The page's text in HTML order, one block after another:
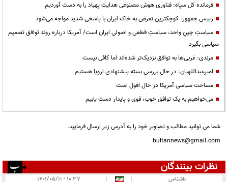
فرمانده کل سپاه: فناوری هوش مصنوعی هدایت پهباد را به دست آوردیم
رییس جمهور: کوچکترین تعرض به خاک ایران با پاسخی شدید مواجه می‌شود
سیاستِ چینِ واحد، سیاستِ قطعی و اصولی ایران است/ آمریکا درباره روند توافق تصمیم
سیاسی بگیرد
مرندی: غربی‌ها به توافق نزدیک‌تر شده‌اند اما کافی نیست
امیرعبداللهیان: در حال بررسی بسته پیشنهادی اروپا هستیم
مساحت سیاسی آمریکا در حال افول است
می‌خواهیم به یک توافق خوب، قوی و پایدار دست یابیم
شما می توانید مطالب و تصاویر خود را به آدرس زیر ارسال فرمایید.
bultannews@gmail.com
نظرات بینندگان
ناشناس |
|
۱۰:۳۷ - ۱۴۰۱/۰۵/۱۱